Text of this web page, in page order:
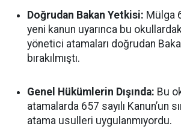
Doğrudan Bakan Yetkisi: Mülga
yeni kanun uyarınca bu
yönetici atamaları doğrudan
bırakılmıştı.
Genel Hükümlerin Dışında: Bu
atamalarda 657 sayılı Kanun’un
atama usulleri uygulanmıyordu.